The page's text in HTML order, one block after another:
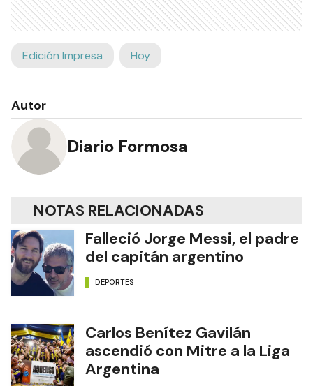
Edición Impresa Hoy
Autor
Diario Formosa
NOTAS RELACIONADAS
Falleció Jorge Messi, el padre
del capitán argentino
DEPORTES
Carlos Benítez Gavilán
ascendió con Mitre a la Liga
Argentina